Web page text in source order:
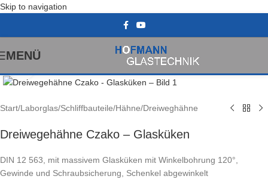
Skip to navigation
MENÜ
Start/Laborglas/Schliffbauteile/Hähne/Dreiweghähne
Dreiwegehähne Czako – Glasküken
DIN 12 563, mit massivem Glasküken mit Winkelbohrung 120°,
Gewinde und Schraubsicherung, Schenkel abgewinkelt